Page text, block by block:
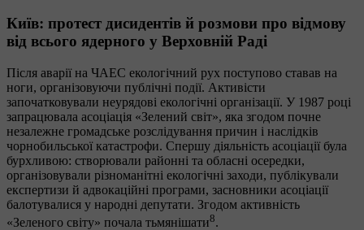
Київ: протест дисидентів й розмови про відмову
від всього ядерного у Верховній Раді
Після аварії на ЧАЕС екологічний рух поступово ставав на
ноги, організовуючи публічні події. Активісти
започатковували неурядові екологічні організації. У 1987 році
запрацювала асоціація «Зелений світ», яка згодом почне
незалежне громадське розслідування причин і наслідків
чорнобильської катастрофи. Спершу діяльність асоціації була
бурхливою: створювали районні та обласні осередки,
організовували різноманітні екологічні заходи, публікували
експертизи й адвокаційні програми, засновники асоціації
балотувалися у народні депутати. Згодом активність
«Зеленого світу» почала тьмянішати8.